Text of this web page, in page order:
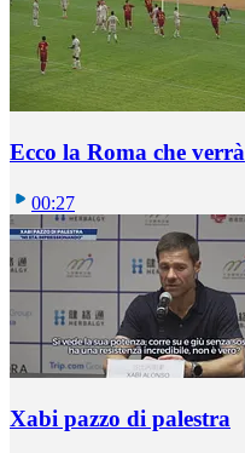
Ecco la Roma che verrà
00:27
Xabi pazzo di palestra